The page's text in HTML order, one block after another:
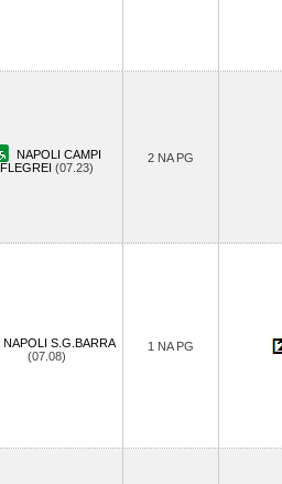
NAPOLI CAMPI
FLEGREI (07.23)
2 NA PG
NAPOLI S.G.BARRA
(07.08)
1 NA PG